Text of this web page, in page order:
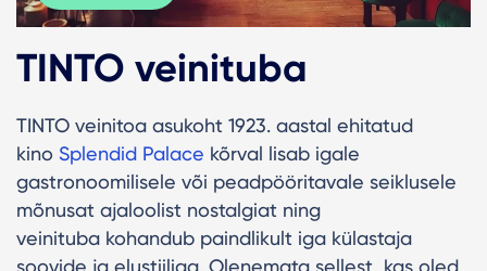
TINTO veinituba
TINTO veinitoa asukoht 1923. aastal ehitatud
kino Splendid Palace kõrval lisab igale
gastronoomilisele või peadpööritavale seiklusele
mõnusat ajaloolist nostalgiat ning
veinituba kohandub paindlikult iga külastaja
soovide ja elustiiliga. Olenemata sellest, kas oled